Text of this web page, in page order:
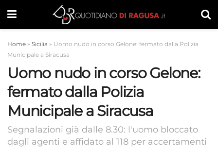
Home » Sicilia » Uomo nudo in corso Gelone: fermato dalla Polizia
Municipale a Siracusa
Uomo nudo in corso Gelone:
fermato dalla Polizia
Municipale a Siracusa
Segnalazioni già dalle 8.30: l'uomo bloccato
dagli agenti e affidato al 118 per accertamenti